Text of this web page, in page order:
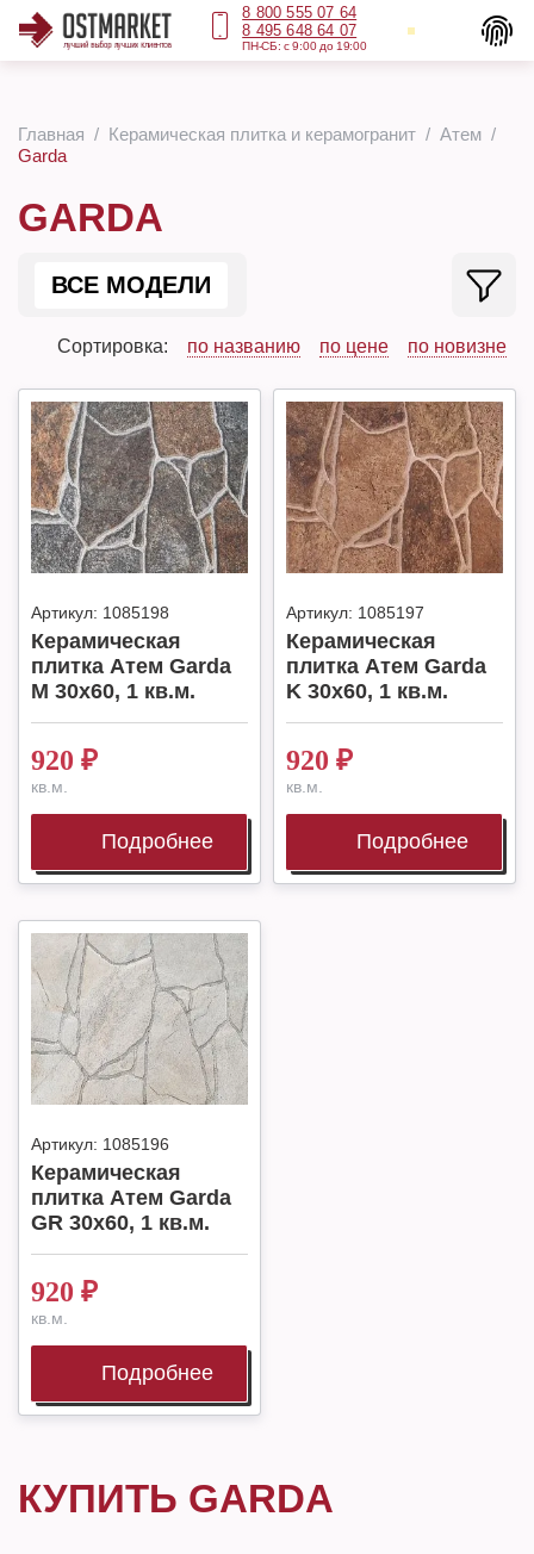
8 800 555 07 64
8 495 648 64 07
ПН-СБ: с 9:00 до 19:00
Главная Керамическая плитка и керамогранит
Атем
Garda
GARDA
ВСЕ МОДЕЛИ
Сортировка: по названию по цене по новизне
Артикул: 1085198
Керамическая
плитка Атем Garda
M 30x60, 1 кв.м.
920 ₽
кв.м.
Подробнее
Артикул: 1085197
Керамическая
плитка Атем Garda
K 30x60, 1 кв.м.
920 ₽
кв.м.
Подробнее
Артикул: 1085196
Керамическая
плитка Атем Garda
GR 30x60, 1 кв.м.
920 ₽
кв.м.
Подробнее
КУПИТЬ GARDA